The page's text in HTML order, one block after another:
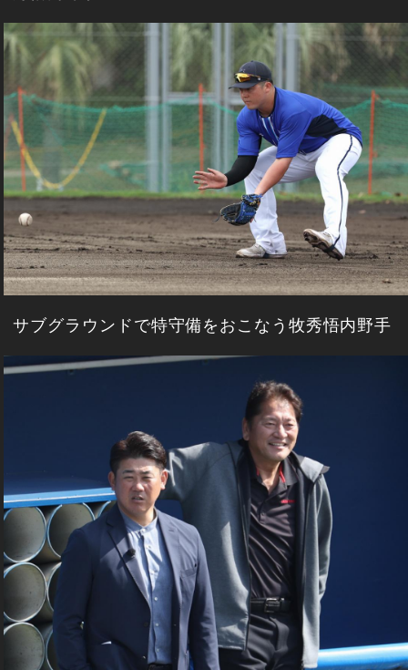
サブグラウンドで特守備をおこなう牧秀悟内野手